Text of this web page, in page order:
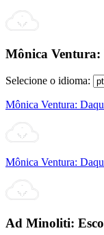
Mônica
Selecione o idioma:
Mônica Ventura:
Mônica Ventura:
Ad Minoliti: